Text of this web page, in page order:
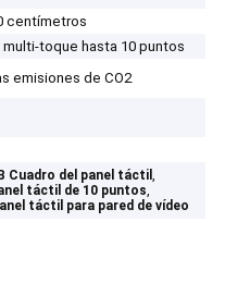
centímetros
toque hasta 10 puntos
emisiones de CO2
Cuadro del panel táctil,
táctil de 10 puntos,
táctil para pared de vídeo